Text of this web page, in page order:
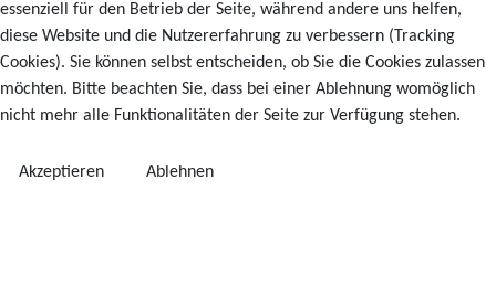
essenziell für den Betrieb der Seite, während andere uns helfen,
diese Website und die Nutzererfahrung zu verbessern (Tracking
Cookies). Sie können selbst entscheiden, ob Sie die Cookies zulassen
möchten. Bitte beachten Sie, dass bei einer Ablehnung womöglich
nicht mehr alle Funktionalitäten der Seite zur Verfügung stehen.
Akzeptieren Ablehnen